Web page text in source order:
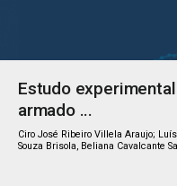
Estudo
armado ...
Ciro José Ribeiro Villela Araujo;
Souza Brisola, Beliana Cavalcante